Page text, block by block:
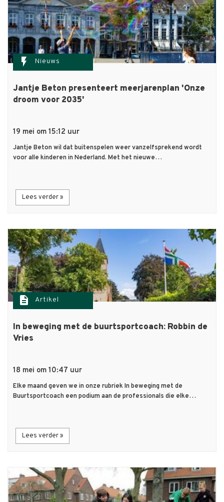
flash_on Nieuws
Jantje Beton presenteert meerjarenplan 'Onze
droom voor 2035'
19 mei om 15:12 uur
Jantje Beton wil dat buitenspelen weer vanzelfsprekend wordt
voor alle kinderen in Nederland. Met het nieuwe…
Lees verder »
description Artikel
In beweging met de buurtsportcoach: Robbin de
Vries
18 mei om 10:47 uur
Elke maand geven we in onze rubriek In beweging met de
Buurtsportcoach een podium aan de professionals die elke…
Lees verder »